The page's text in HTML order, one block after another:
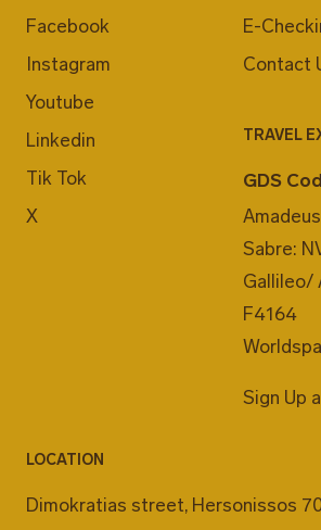
Facebook
Instagram
Youtube
Linkedin
Tik Tok
X
E-
Contact
TRAVEL
GDS
Sabre:
Gallileo/
F4164
Sign Up
LOCATION
Dimokratias street, Hersonissos